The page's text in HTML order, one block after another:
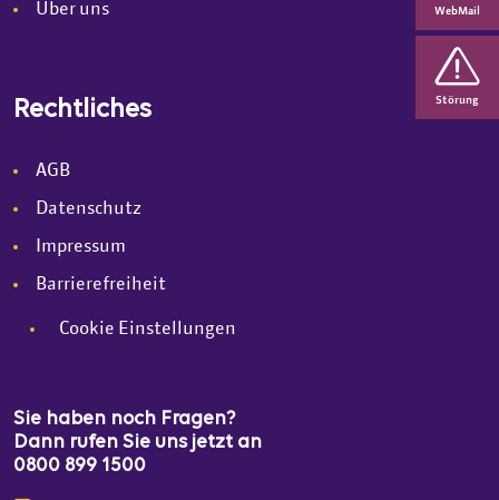
Über uns
Rechtliches
AGB
Datenschutz
Impressum
Barrierefreiheit
Cookie Einstellungen
Sie haben noch Fragen?
Dann rufen Sie uns jetzt an
0800 899 1500
WebMail
Störung